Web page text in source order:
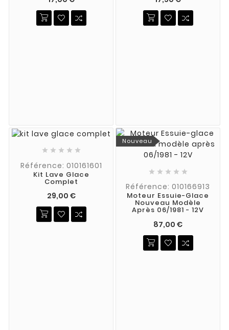
    
Référence: 010161601
Kit Lave Glace
Complet
29,00 €
Nouveau
    
Référence: 010166913
Moteur Essuie-Glace
Nouveau Modèle
Après 06/1981 - 12V
87,00 €